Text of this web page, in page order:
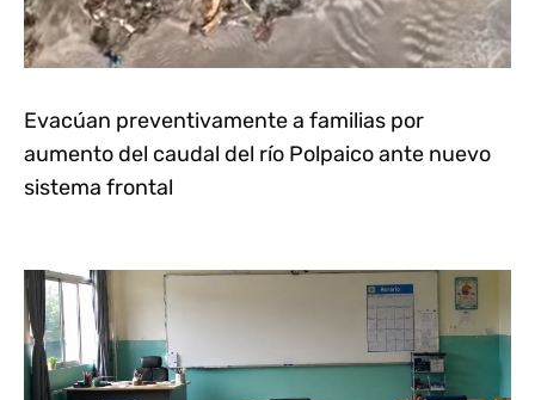
Evacúan preventivamente a familias por
aumento del caudal del río Polpaico ante nuevo
sistema frontal